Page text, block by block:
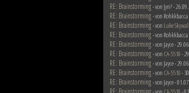
RE: Brainstorming- von Jyn? -
RE: Brainstorming- von
RE: Brainstorming- von Luke
RE: Brainstorming- von
RE: Brainstorming- von Jayce -
RE: Brainstorming- von CA-5510-
RE: Brainstorming- von Jayce -
RE: Brainstorming- von CA-5510-
RE: Brainstorming- von Jayce -